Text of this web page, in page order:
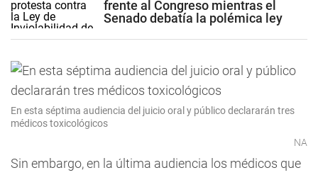
frente al Congreso mientras el
Senado debatía la polémica ley
En esta séptima audiencia del juicio oral y público declararán tres
médicos toxicológicos
NA
Sin embargo, en la última audiencia los médicos que